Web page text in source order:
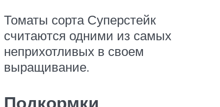
Томаты сорта Суперстейк
считаются одними из самых
неприхотливых в своем
выращивание.